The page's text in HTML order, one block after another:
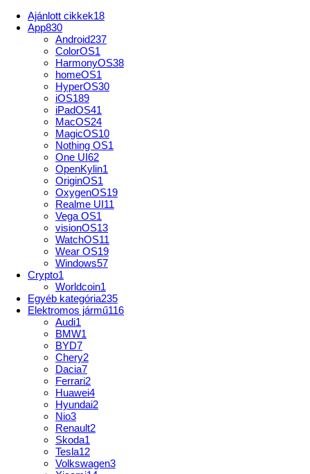
Ajánlott cikkek18
App830
Android237
ColorOS1
HarmonyOS38
homeOS1
HyperOS30
iOS189
iPadOS41
MacOS24
MagicOS10
Nothing OS1
One UI62
OpenKylin1
OriginOS1
OxygenOS19
Realme UI11
Vega OS1
visionOS13
WatchOS11
Wear OS19
Windows57
Crypto1
Worldcoin1
Egyéb kategória235
Elektromos jármű116
Audi1
BMW1
BYD7
Chery2
Dacia7
Ferrari2
Huawei4
Hyundai2
Nio3
Renault2
Skoda1
Tesla12
Volkswagen3